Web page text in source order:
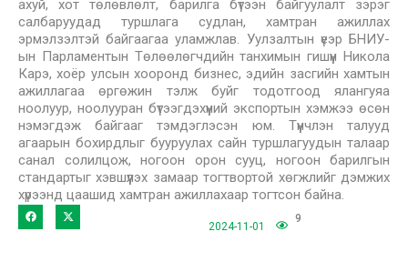
ахуй, хот төлөвлөлт, барилга бүтээн байгуулалт зэрэг
салбаруудад туршлага судлан, хамтран ажиллах
эрмэлзэлтэй байгаагаа уламжлав. Уулзалтын үеэр БНИУ-
ын Парламентын Төлөөлөгчдийн танхимын гишүүн Никола
Карэ, хоёр улсын хооронд бизнес, эдийн засгийн хамтын
ажиллагаа өргөжин тэлж буйг тодотгоод ялангуяа
ноолуур, ноолууран бүтээгдэхүүний экспортын хэмжээ өсөн
нэмэгдэж байгааг тэмдэглэсэн юм. Түүнчлэн талууд
агаарын бохирдлыг бууруулах сайн туршлагуудын талаар
санал солилцож, ногоон орон сууц, ногоон барилгын
стандартыг хэвшүүлэх замаар тогтвортой хөгжлийг дэмжих
хүрээнд цаашид хамтран ажиллахаар тогтсон байна.
2024-11-01
9